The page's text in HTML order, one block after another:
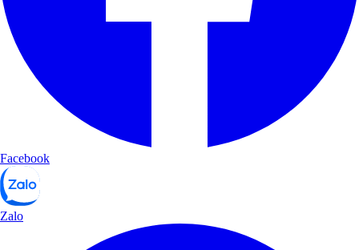
Facebook
Zalo